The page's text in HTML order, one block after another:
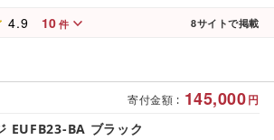
4.9 10 件 8サイトで掲載
寄付金額 : 145,000円
EUFB23-BA ブラック